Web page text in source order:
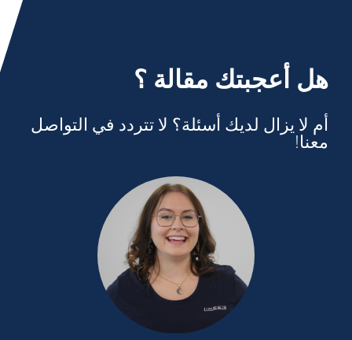
هل أعجبتك مقالة ؟
أم لا يزال لديك أسئلة؟ لا تتردد في التواصل
معنا!